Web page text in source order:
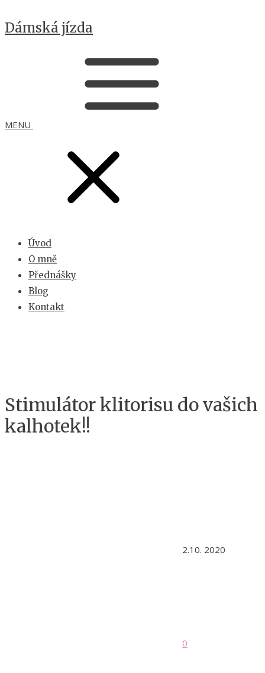
Dámská jízda
MENU
Úvod
O mně
Přednášky
Blog
Kontakt
Stimulátor klitorisu do vašich
kalhotek!!
2.10. 2020
0